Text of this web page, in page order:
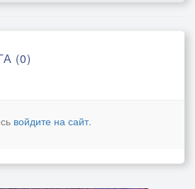
(0)
войдите на сайт.